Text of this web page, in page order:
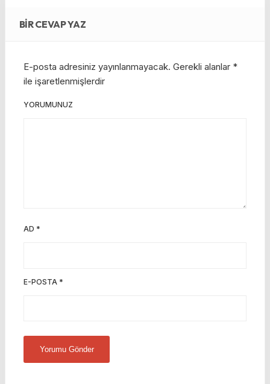
BIR CEVAP YAZ
E-posta adresiniz yayınlanmayacak. Gerekli alanlar *
ile işaretlenmişlerdir
YORUMUNUZ
AD *
E-POSTA *